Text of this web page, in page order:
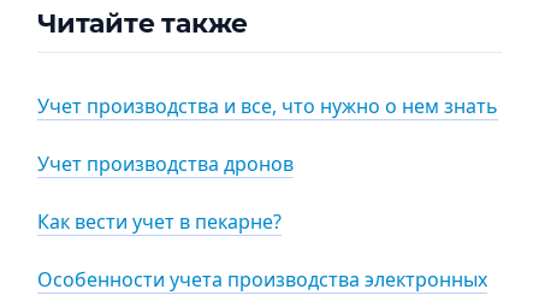
Читайте также
Учет производства и все, что нужно о нем знать
Учет производства дронов
Как вести учет в пекарне?
Особенности учета производства электронных